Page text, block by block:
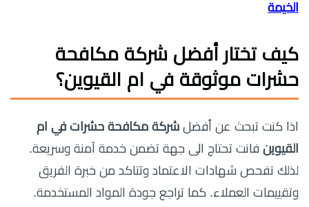
الخيمة
كيف تختار أفضل شركة مكافحة
حشرات موثوقة في ام القيوين؟
اذا كنت تبحث عن أفضل شركة مكافحة حشرات في ام
القيوين فانت تحتاج الى جهة تضمن خدمة آمنة وسريعة.
لذلك تفحص شهادات الاعتماد وتتاكد من خبرة الفريق
وتقييمات العملاء. كما تراجع جودة المواد المستخدمة.